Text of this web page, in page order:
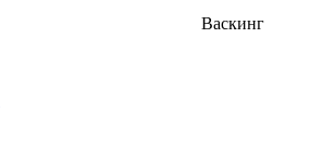
Васкинг